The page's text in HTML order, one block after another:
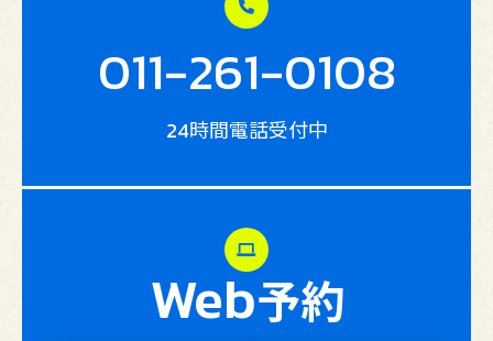
011-261-0108
24時間電話受付中
Web予約